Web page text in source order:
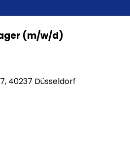
(m/w/d)
40237 Düsseldorf